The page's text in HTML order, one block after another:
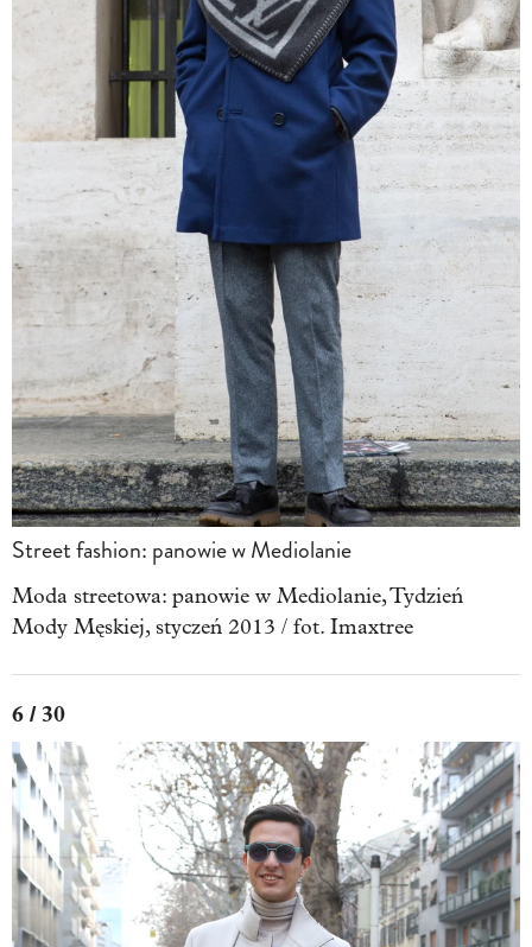
Street fashion: panowie w Mediolanie
Moda streetowa: panowie w Mediolanie, Tydzień
Mody Męskiej, styczeń 2013 / fot. Imaxtree
6 / 30